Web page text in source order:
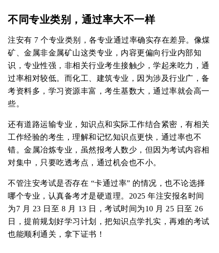
不同专业类别，通过率大不一样
注安有 7 个专业类别，各专业通过率确实存在差异。像煤
矿、金属非金属矿山这类专业，内容更偏向行业内部知
识，专业性强，非相关行业考生接触少，学起来吃力，通
过率相对较低。而化工、建筑专业，因为涉及行业广，备
考资料多，学习资源丰富，考生基数大，通过率就会高一
些。
还有道路运输专业，知识点和实际工作结合紧密，有相关
工作经验的考生，理解和记忆知识点更快，通过率也不
错。金属冶炼专业，虽然报考人数少，但因为考试内容相
对集中，只要吃透考点，通过机会也不小。
不管注安考试是否存在 “卡通过率” 的情况，也不论选择
哪个专业，认真备考才是硬道理。2025 年注安报名时间
为‌7 月 23 日至 8 月 13 日，考试时间为‌10 月 25 日至 26
日，提前规划好学习计划，把知识点学扎实，再难的考试
也能顺利通关，拿下证书！